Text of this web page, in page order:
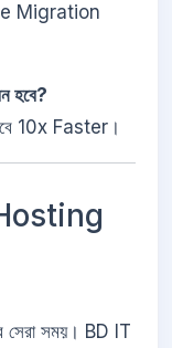
Migration
হবে?
10x Faster।
সেরা সময়। BD IT